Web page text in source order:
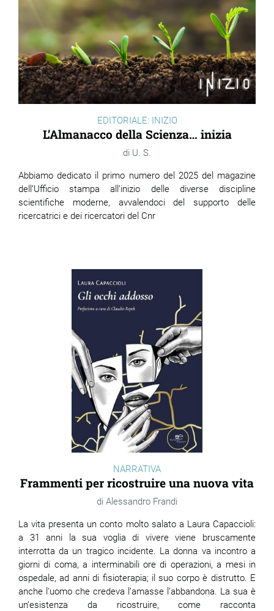
EDITORIALE: INIZIO
L’Almanacco della Scienza… inizia
U. S.
Abbiamo dedicato il primo numero del 2025 del magazine
dell’Ufficio stampa all’inizio delle diverse discipline
scientifiche moderne, avvalendoci del supporto delle
ricercatrici e dei ricercatori del Cnr
NARRATIVA
Frammenti per ricostruire una nuova vita
Alessandro Frandi
La vita presenta un conto molto salato a Laura Capaccioli:
a 31 anni la sua voglia di vivere viene bruscamente
interrotta da un tragico incidente. La donna va incontro a
giorni di coma, a interminabili ore di operazioni, a mesi in
ospedale, ad anni di fisioterapia; il suo corpo è distrutto. E
anche l'uomo che credeva l’amasse l’abbandona. La sua è
un’esistenza da ricostruire, come racconta